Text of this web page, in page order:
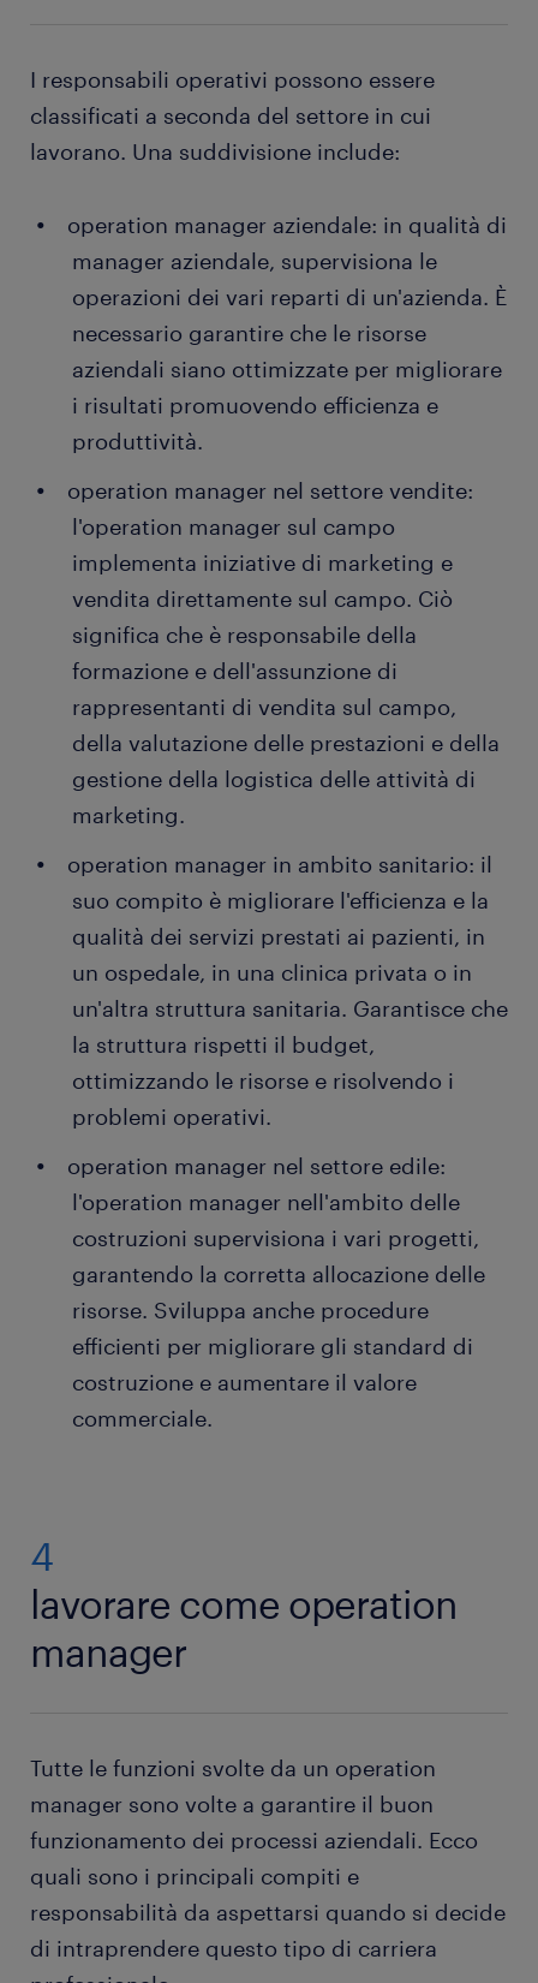
I responsabili operativi possono essere
classificati a seconda del settore in cui
lavorano. Una suddivisione include:
operation manager aziendale: in qualità di
manager aziendale, supervisiona le
operazioni dei vari reparti di un'azienda. È
necessario garantire che le risorse
aziendali siano ottimizzate per migliorare
i risultati promuovendo efficienza e
produttività.
operation manager nel settore vendite:
l'operation manager sul campo
implementa iniziative di marketing e
vendita direttamente sul campo. Ciò
significa che è responsabile della
formazione e dell'assunzione di
rappresentanti di vendita sul campo,
della valutazione delle prestazioni e della
gestione della logistica delle attività di
marketing.
operation manager in ambito sanitario: il
suo compito è migliorare l'efficienza e la
qualità dei servizi prestati ai pazienti, in
un ospedale, in una clinica privata o in
un'altra struttura sanitaria. Garantisce che
la struttura rispetti il budget,
ottimizzando le risorse e risolvendo i
problemi operativi.
operation manager nel settore edile:
l'operation manager nell'ambito delle
costruzioni supervisiona i vari progetti,
garantendo la corretta allocazione delle
risorse. Sviluppa anche procedure
efficienti per migliorare gli standard di
costruzione e aumentare il valore
commerciale.
4
lavorare come operation
manager
Tutte le funzioni svolte da un operation
manager sono volte a garantire il buon
funzionamento dei processi aziendali. Ecco
quali sono i principali compiti e
responsabilità da aspettarsi quando si decide
di intraprendere questo tipo di carriera